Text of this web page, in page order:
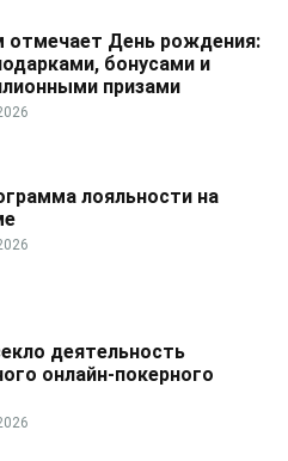
отмечает День рождения:
бонусами и
призами
лояльности на
деятельность
онлайн-покерного